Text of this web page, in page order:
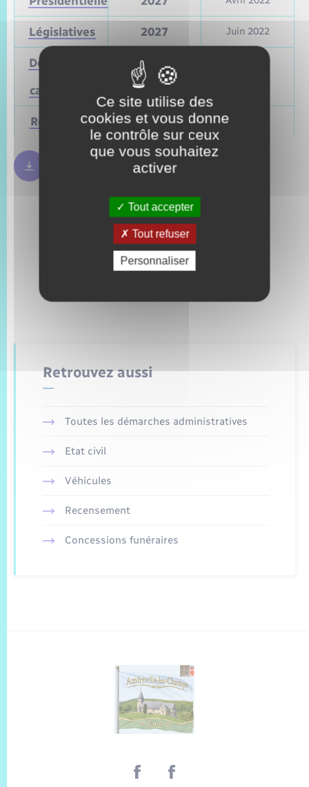
Législatives 2027 Juin 2022
Départementales
cantonales)
Mars 2028
Régionales Mars 2028 Juin 2021
Règles bulletin de vote
Retrouvez aussi
Toutes les démarches administratives
Etat civil
Véhicules
Recensement
Concessions funéraires
Ce site utilise des
cookies et vous donne
le contrôle sur ceux
que vous souhaitez
activer
Tout accepter
Tout refuser
Personnaliser